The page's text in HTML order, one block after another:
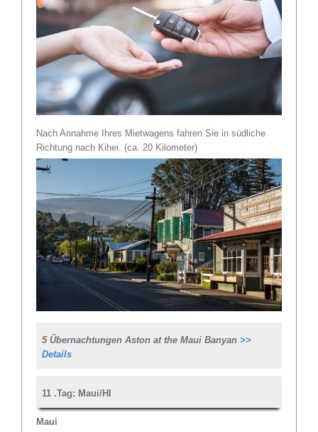
Nach Annahme Ihres Mietwagens fahren Sie in südliche
Richtung nach Kihei. (ca. 20 Kilometer)
5 Übernachtungen Aston at the Maui Banyan >>
Details
11 .Tag: Maui/HI
Maui